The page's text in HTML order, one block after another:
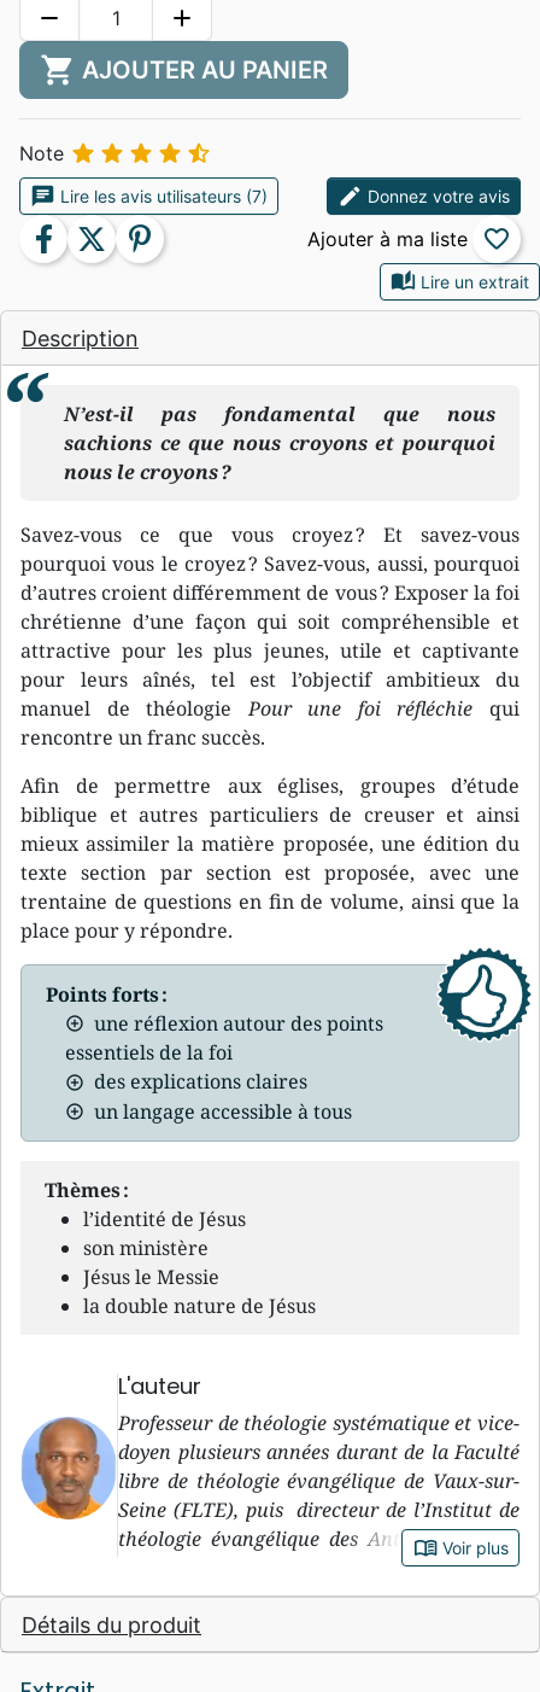
auto_stories Lire un extrait
Description
N’est-il pas fondamental que nous
sachions ce que nous croyons et pourquoi
nous le croyons ?
Savez-vous ce que vous croyez ? Et savez-vous
pourquoi vous le croyez ? Savez-vous, aussi, pourquoi
d’autres croient différemment de vous ? Exposer la foi
chrétienne d’une façon qui soit compréhensible et
attractive pour les plus jeunes, utile et captivante
pour leurs aînés, tel est l’objectif ambitieux du
manuel de théologiePour une foi réfléchie qui
rencontre un franc succès.
Afin de permettre aux églises, groupes d’étude
biblique et autres particuliers de creuser et ainsi
mieux assimiler la matière proposée, une édition du
texte section par section est proposée, avec une
trentaine de questions en fin de volume, ainsi que la
place pour y répondre.
Points forts :
une réflexion autour des points
essentiels de la foi
des explications claires
un langage accessible à tous
Thèmes :
l’identité de Jésus
son ministère
Jésus le Messie
la double nature de Jésus
L'auteur
Professeur de théologie systématique et vice-
doyen plusieurs années durant de la Faculté
libre de théologie évangélique de Vaux-sur-
Seine (FLTE), puis directeur de l’Institut de
théologie évangélique des Antilles et de la
Guyane, pasteur et conférencier, Alain Nisus
est né à Pointe-à-Pitre (Guadeloupe, 1967). Il
a suivi un cursus de formation riche: études
de mathématiques, maîtrise en théologie à la
book_open Voir plus
Détails du produit
remove add
shopping_cart AJOUTER AU PANIER
Note     
chat Lire les avis utilisateurs (7) edit Donnez votre avis
facebook twitter pinterest favorite_border